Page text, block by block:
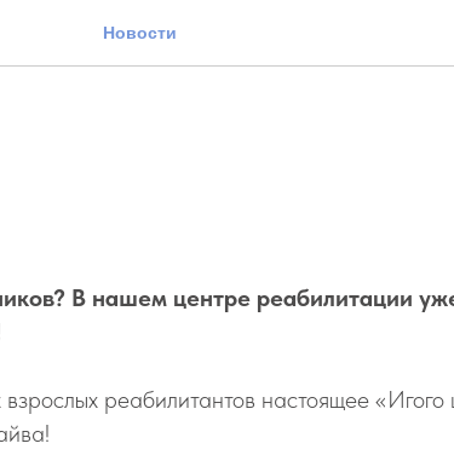
Новости
В нашем центре реабилитации
реабилитантов настоящее